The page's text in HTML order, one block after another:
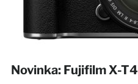
Novinka: Fujifilm X-